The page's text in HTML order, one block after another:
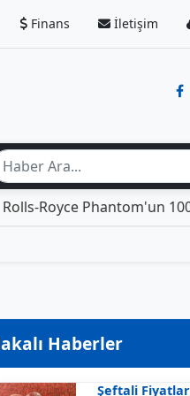
Finans İletişim
100. Yılına
Haberler
Şeftali